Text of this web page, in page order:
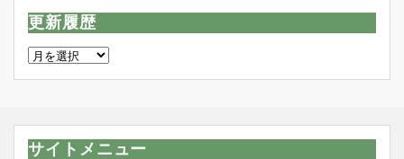
更新履歴
更
サイトメニュー